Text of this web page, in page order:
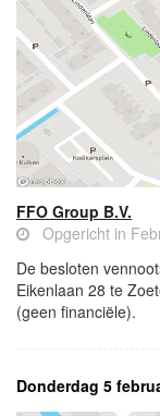
FFO Group B.V.
Opgericht in
De besloten
Eikenlaan 28 te
(geen financiële).
Donderdag 5